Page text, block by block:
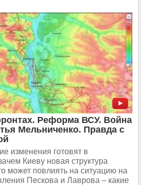
Реформа ВСУ. Война
Мельниченко. Правда с
изменения готовят в
Киеву новая структура
может повлиять на ситуацию на
Пескова и Лаврова – какие